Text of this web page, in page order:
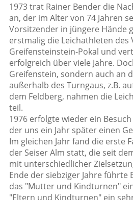
1973 trat Rainer Bender die
an, der im Alter von 74 Jahren
Vorsitzender in jüngere Hände
erstmalig die Leichathleten des
Greifensteinstein-Pokal und
erfolgreich über viele Jahre.
Greifenstein, sondern auch an
außerhalb des Turngaus, z.B.
dem Feldberg, nahmen die
teil.
1976 erfolgte wieder ein
der uns ein Jahr später einen
Im gleichen Jahr fand die erste
der Seiser Alm statt, die seit
mit unterschiedlicher
Ende der siebziger Jahre führte
das "Mutter und Kindturnen"
"Eltern und Kindturnen" ein